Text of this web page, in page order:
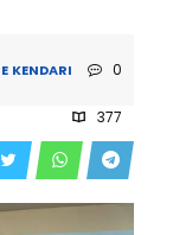
KENDARI 0
377